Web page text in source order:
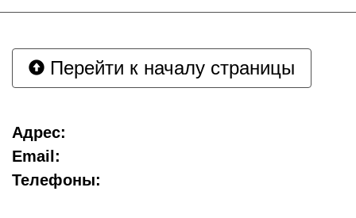
Перейти к началу страницы
Адрес:
Email:
Телефоны: